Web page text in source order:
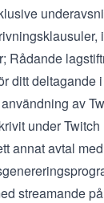
Rådande
ditt deltagande
av
under
annat avtal
streamande